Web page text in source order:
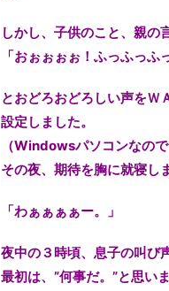
しかし、子供のこと、親の
「おぉぉぉぉ！ふっふっふ
とおどろおどろしい声をＷ
設定しました。
（Windowsパソコンなの
その夜、期待を胸に就寝し
「わぁぁぁぁー。」
夜中の３時頃、息子の叫び
最初は、”何事だ。”と思い